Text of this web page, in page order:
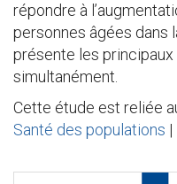
répondre à
personnes âgées dans
présente les principaux
simultanément.
Cette étude est reliée
Santé des populations |